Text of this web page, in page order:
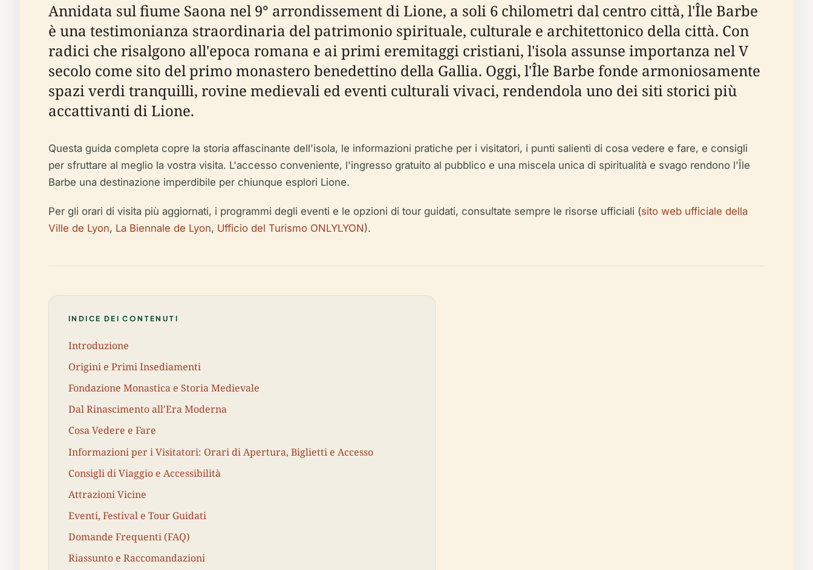
Annidata sul fiume Saona nel 9° arrondissement di Lione, a soli 6 chilometri dal centro città, l'Île Barbe
è una testimonianza straordinaria del patrimonio spirituale, culturale e architettonico della città. Con
radici che risalgono all'epoca romana e ai primi eremitaggi cristiani, l'isola assunse importanza nel V
secolo come sito del primo monastero benedettino della Gallia. Oggi, l'Île Barbe fonde armoniosamente
spazi verdi tranquilli, rovine medievali ed eventi culturali vivaci, rendendola uno dei siti storici più
accattivanti di Lione.
Questa guida completa copre la storia affascinante dell'isola, le informazioni pratiche per i visitatori, i punti salienti di cosa vedere e fare, e consigli
per sfruttare al meglio la vostra visita. L'accesso conveniente, l'ingresso gratuito al pubblico e una miscela unica di spiritualità e svago rendono l'Île
Barbe una destinazione imperdibile per chiunque esplori Lione.
Per gli orari di visita più aggiornati, i programmi degli eventi e le opzioni di tour guidati, consultate sempre le risorse ufficiali (sito web ufficiale della
Ville de Lyon, La Biennale de Lyon, Ufficio del Turismo ONLYLYON).
INDICE DEI CONTENUTI
Introduzione
Origini e Primi Insediamenti
Fondazione Monastica e Storia Medievale
Dal Rinascimento all'Era Moderna
Cosa Vedere e Fare
Informazioni per i Visitatori: Orari di Apertura, Biglietti e Accesso
Consigli di Viaggio e Accessibilità
Attrazioni Vicine
Eventi, Festival e Tour Guidati
Domande Frequenti (FAQ)
Riassunto e Raccomandazioni